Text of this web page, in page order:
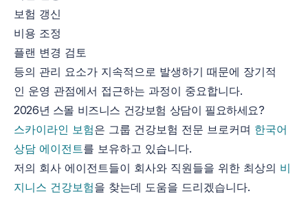
보험 갱신
비용 조정
플랜 변경 검토
등의 관리 요소가 지속적으로 발생하기 때문에 장기적
인 운영 관점에서 접근하는 과정이 중요합니다.
2026년 스몰 비즈니스 건강보험 상담이 필요하세요?
스카이라인 보험은 그룹 건강보험 전문 브로커며 한국어
상담 에이전트를 보유하고 있습니다.
저의 회사 에이전트들이 회사와 직원들을 위한 최상의 비
지니스 건강보험을 찾는데 도움을 드리겠습니다.